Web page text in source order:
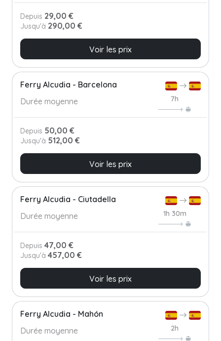
Depuis 29,00 €
Jusqu'à 290,00 €
Voir les prix
Ferry Alcudia - Barcelona
Durée moyenne
7h
Depuis 50,00 €
Jusqu'à 512,00 €
Voir les prix
Ferry Alcudia - Ciutadella
Durée moyenne
1h 30m
Depuis 47,00 €
Jusqu'à 457,00 €
Voir les prix
Ferry Alcudia - Mahón
Durée moyenne
2h